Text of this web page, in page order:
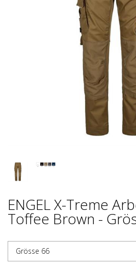
ENGEL X-Treme
Toffee Brown -
Grösse 66